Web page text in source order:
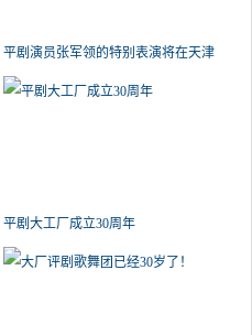
平剧演员张军领的特别表演将在天津
平剧大工厂成立30周年